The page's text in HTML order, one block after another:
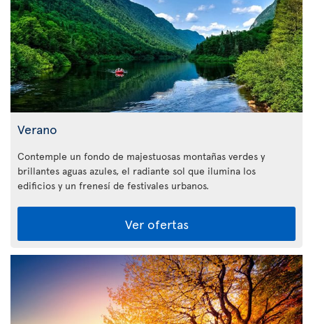
Verano
Contemple un fondo de majestuosas montañas verdes y
brillantes aguas azules, el radiante sol que ilumina los
edificios y un frenesí de festivales urbanos.
Ver ofertas